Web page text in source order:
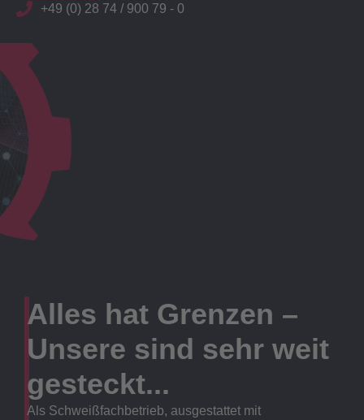
+49 (0) 28 74 / 900 79 - 0
Alles hat Grenzen –
Unsere sind sehr weit
gesteckt...
Als Schweißfachbetrieb, ausgestattet mit